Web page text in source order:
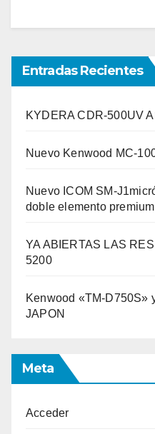
Entradas Recientes
KYDERA CDR-500UV
Nuevo Kenwood MC-
Nuevo ICOM SM-
doble elemento premium
YA ABIERTAS LAS
5200
Kenwood «TM-D750S»
JAPON
Meta
Acceder